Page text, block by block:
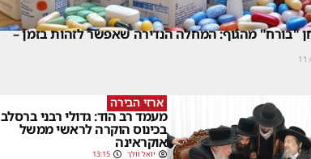
"בורח" מהגוף: המחלה הנדירה שאפשר לזהות בזמן –
ארזי הבירה
מעמד רב הוד: גדולי רבני ברסלב
בכינוס הוקרה לראשי ממשל
אוקראינה
יואל וולך 13:15